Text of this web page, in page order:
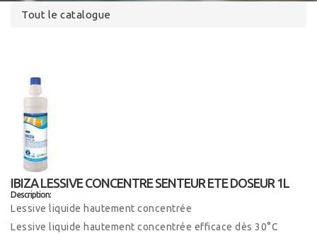
Tout le catalogue
IBIZA LESSIVE CONCENTRE SENTEUR ETE DOSEUR 1L
Description:
Lessive liquide hautement concentrée
Lessive liquide hautement concentrée efficace dès 30°C